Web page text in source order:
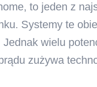
to jeden z
Systemy te
wielu
zużywa